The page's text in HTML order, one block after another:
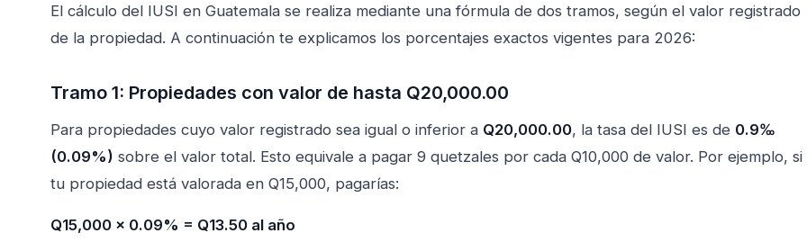
El cálculo del IUSI en Guatemala se realiza mediante una fórmula de dos tramos, según el valor registrado
de la propiedad. A continuación te explicamos los porcentajes exactos vigentes para 2026:
Tramo 1: Propiedades con valor de hasta Q20,000.00
Para propiedades cuyo valor registrado sea igual o inferior a Q20,000.00, la tasa del IUSI es de 0.9‰
(0.09%) sobre el valor total. Esto equivale a pagar 9 quetzales por cada Q10,000 de valor. Por ejemplo, si
tu propiedad está valorada en Q15,000, pagarías:
Q15,000 × 0.09% = Q13.50 al año